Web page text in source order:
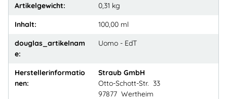
Artikelgewicht: 0,31 kg
Inhalt: 100,00 ml
douglas_artikelnam
e:
Uomo - EdT
Herstellerinformatio
nen:
Straub GmbH
Otto-Schott-Str. 33
97877 Wertheim